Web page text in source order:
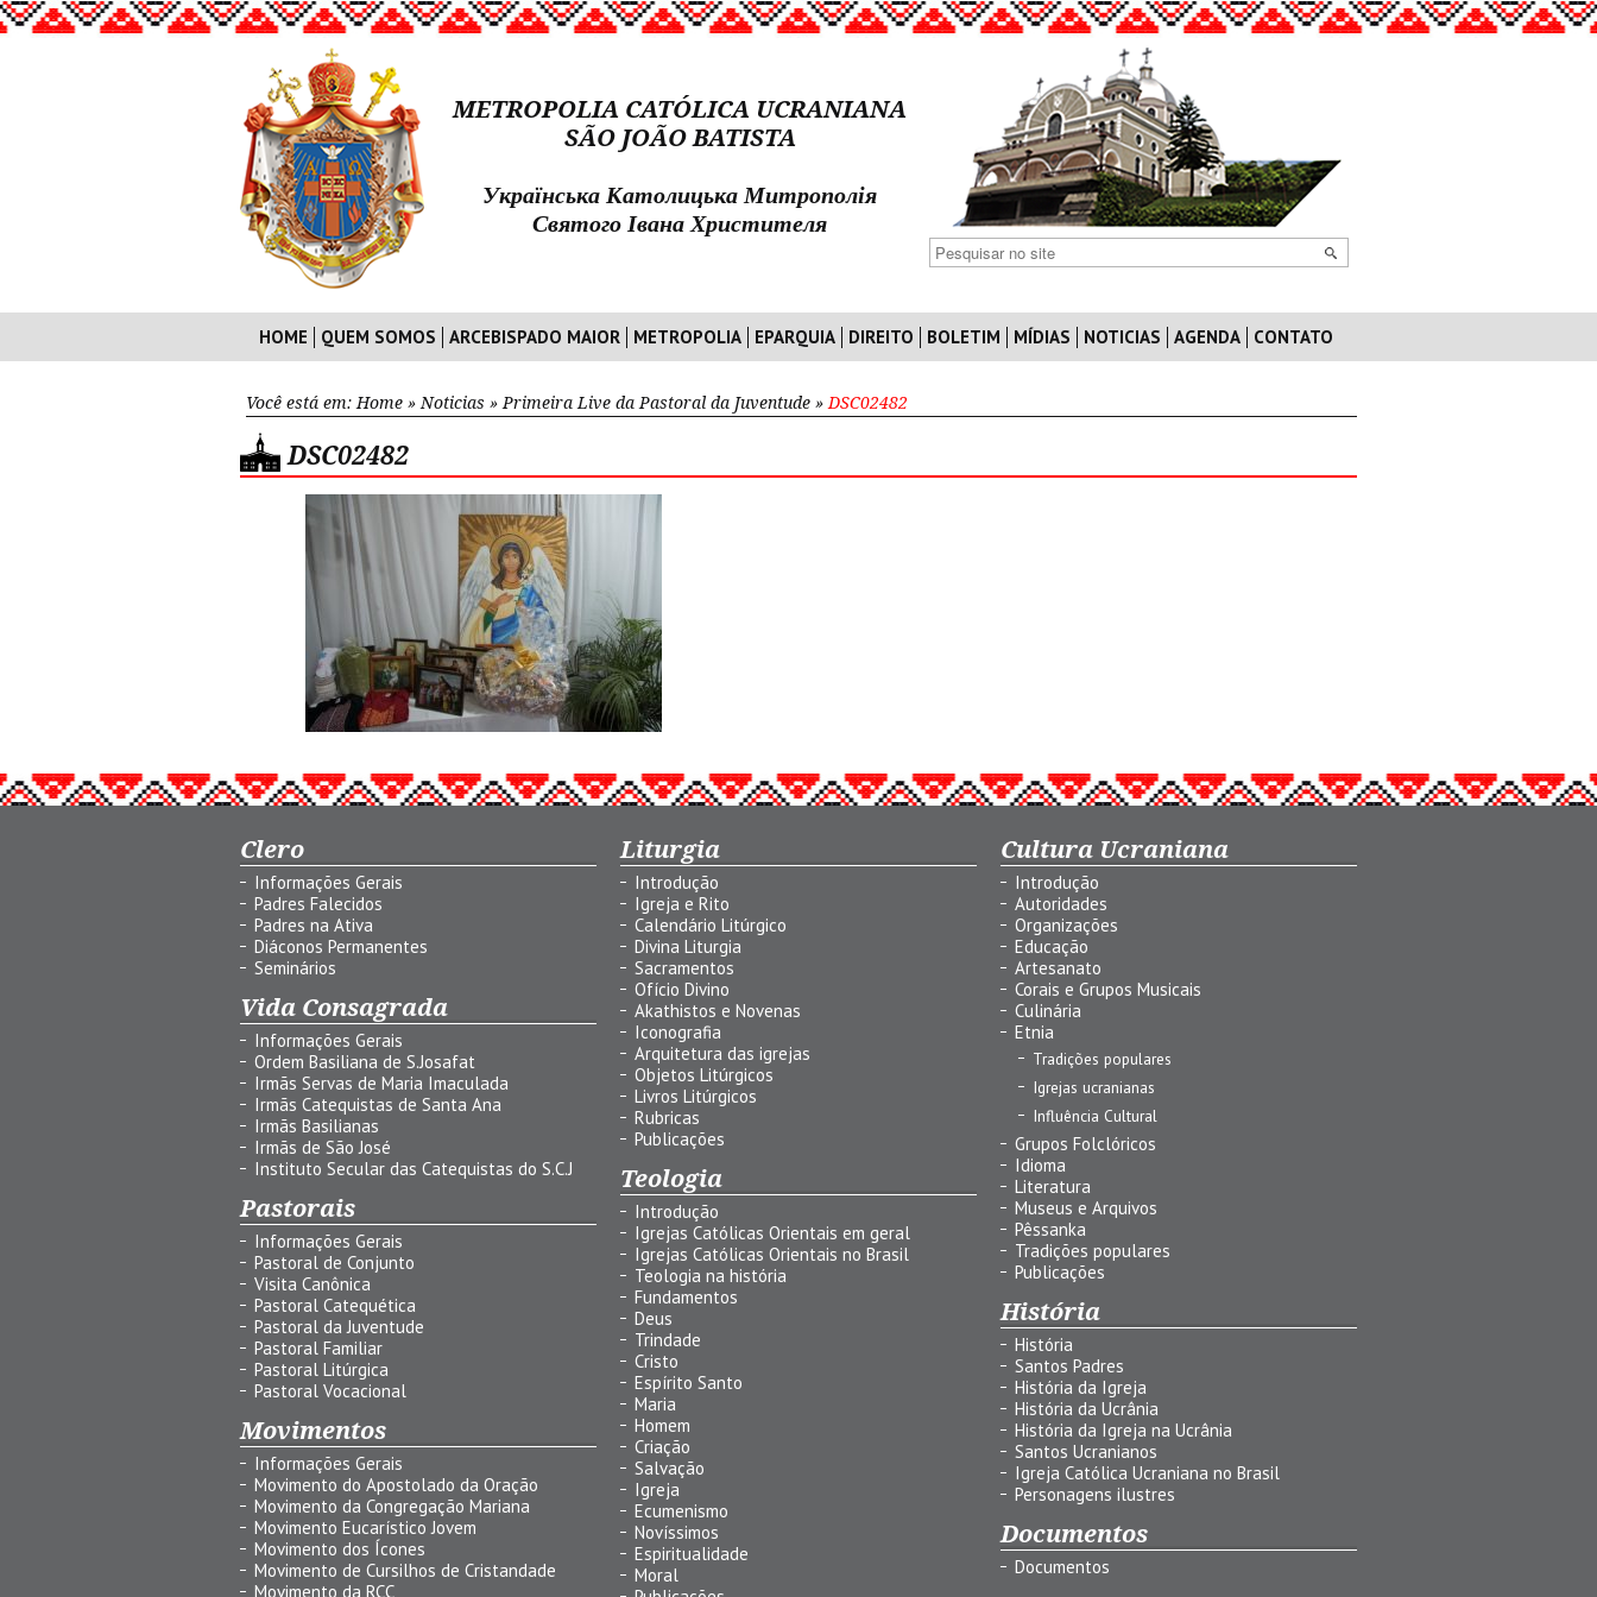
METROPOLIA CATÓLICA UCRANIANA
SÃO JOÃO BATISTA
Українська Католицька Митрополія
Святого Івана Христителя
HOME QUEM SOMOS ARCEBISPADO MAIOR METROPOLIA EPARQUIA DIREITO BOLETIM MÍDIAS NOTICIAS AGENDA CONTATO
Você está em: Home » Noticias » Primeira Live da Pastoral da Juventude » DSC02482
DSC02482
Clero
Informações Gerais
Padres Falecidos
Padres na Ativa
Diáconos Permanentes
Seminários
Vida Consagrada
Informações Gerais
Ordem Basiliana de S.Josafat
Irmãs Servas de Maria Imaculada
Irmãs Catequistas de Santa Ana
Irmãs Basilianas
Irmãs de São José
Instituto Secular das Catequistas do S.C.J
Pastorais
Informações Gerais
Pastoral de Conjunto
Visita Canônica
Pastoral Catequética
Pastoral da Juventude
Pastoral Familiar
Pastoral Litúrgica
Pastoral Vocacional
Movimentos
Informações Gerais
Movimento do Apostolado da Oração
Movimento da Congregação Mariana
Movimento Eucarístico Jovem
Movimento dos Ícones
Movimento de Cursilhos de Cristandade
Movimento da RCC
Liturgia
Introdução
Igreja e Rito
Calendário Litúrgico
Divina Liturgia
Sacramentos
Ofício Divino
Akathistos e Novenas
Iconografia
Arquitetura das igrejas
Objetos Litúrgicos
Livros Litúrgicos
Rubricas
Publicações
Teologia
Introdução
Igrejas Católicas Orientais em geral
Igrejas Católicas Orientais no Brasil
Teologia na história
Fundamentos
Deus
Trindade
Cristo
Espírito Santo
Maria
Homem
Criação
Salvação
Igreja
Ecumenismo
Novíssimos
Espiritualidade
Moral
Cultura Ucraniana
Introdução
Autoridades
Organizações
Educação
Artesanato
Corais e Grupos Musicais
Culinária
Etnia
Tradições populares
Igrejas ucranianas
Influência Cultural
Grupos Folclóricos
Idioma
Literatura
Museus e Arquivos
Pêssanka
Tradições populares
Publicações
História
História
Santos Padres
História da Igreja
História da Ucrânia
História da Igreja na Ucrânia
Santos Ucranianos
Igreja Católica Ucraniana no Brasil
Personagens ilustres
Documentos
Documentos